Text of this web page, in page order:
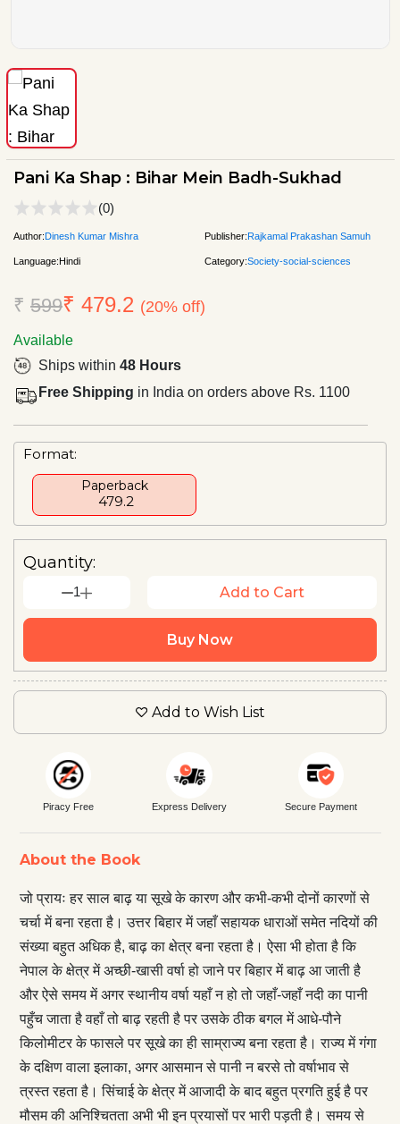
Pani Ka Shap : Bihar Mein Badh-Sukhad
(0)
Author:Dinesh Kumar Mishra Publisher:Rajkamal Prakashan Samuh
Language:Hindi Category:Society-social-sciences
₹ 599₹ 479.2 (20% off)
Available
Ships within 48 Hours
Free Shipping in India on orders above Rs. 1100
Format:
Paperback
₹ 479.2
Quantity:
1 Add to Cart
Buy Now
Add to Wish List
Piracy Free Express Delivery Secure Payment
About the Book
जो प्रायः हर साल बाढ़ या सूखे के कारण और कभी-कभी दोनों कारणों से
चर्चा में बना रहता है। उत्तर बिहार में जहाँ सहायक धाराओं समेत नदियों की
संख्या बहुत अधिक है, बाढ़ का क्षेत्र बना रहता है। ऐसा भी होता है कि
नेपाल के क्षेत्र में अच्छी-खासी वर्षा हो जाने पर बिहार में बाढ़ आ जाती है
और ऐसे समय में अगर स्थानीय वर्षा यहाँ न हो तो जहाँ-जहाँ नदी का पानी
पहुँच जाता है वहाँ तो बाढ़ रहती है पर उसके ठीक बगल में आधे-पौने
किलोमीटर के फासले पर सूखे का ही साम्राज्य बना रहता है। राज्य में गंगा
के दक्षिण वाला इलाका, अगर आसमान से पानी न बरसे तो वर्षाभाव से
त्रस्त रहता है। सिंचाई के क्षेत्र में आजादी के बाद बहुत प्रगति हुई है पर
मौसम की अनिश्चितता अभी भी इन प्रयासों पर भारी पड़ती है। समय से